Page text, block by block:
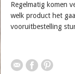
Regelmatig komen
welk product het
vooruitbestelling